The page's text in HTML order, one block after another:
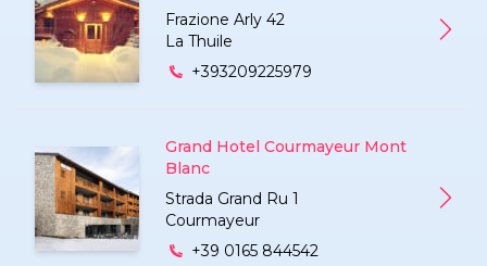
Frazione Arly 42
La Thuile
+393209225979
Grand Hotel Courmayeur Mont
Blanc
Strada Grand Ru 1
Courmayeur
+39 0165 844542